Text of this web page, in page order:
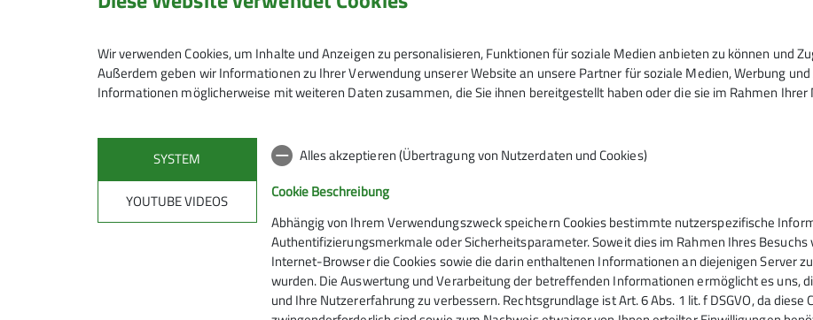
Nachwuchssportler
02.02.2025
News Info
Ich freue mich, dass wir zwei herausragende Nachwuchssportler in unserer Sektion haben.
Wir verwenden Cookies, um Inhalte und Anzeigen zu personalisieren, Funktionen für soziale Medien anbieten zu können und
Außerdem geben wir Informationen zu Ihrer Verwendung unserer Website an unsere Partner für soziale Medien, Werbung
Informationen möglicherweise mit weiteren Daten zusammen, die Sie ihnen bereitgestellt haben oder die sie im Rahmen
SYSTEM
YOUTUBE VIDEOS
Alles akzeptieren (Übertragung von Nutzerdaten und Cookies)
Cookie Beschreibung
Abhängig von Ihrem Verwendungszweck speichern Cookies bestimmte nutzerspezifische
Authentifizierungsmerkmale oder Sicherheitsparameter. Soweit dies im Rahmen Ihres
Internet-Browser die Cookies sowie die darin enthaltenen Informationen an diejenigen Server
wurden. Die Auswertung und Verarbeitung der betreffenden Informationen ermöglicht es uns,
und Ihre Nutzererfahrung zu verbessern. Rechtsgrundlage ist Art. 6 Abs. 1 lit. f DSGVO, da